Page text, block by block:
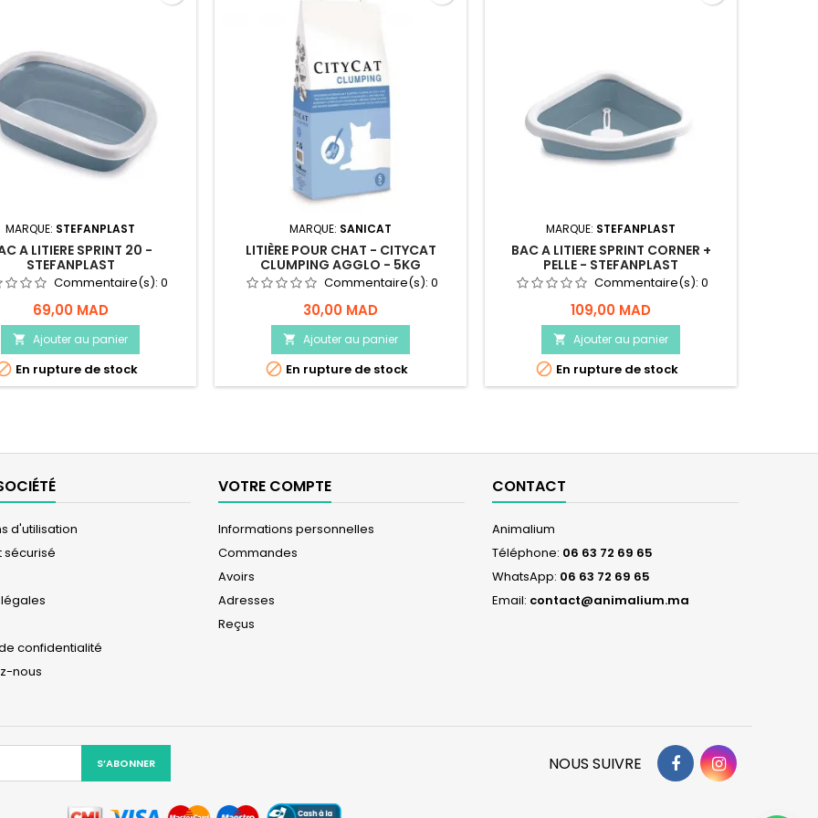
MARQUE: STEFANPLAST
A LITIERE SPRINT 20 -
STEFANPLAST
Commentaire(s): 0
69,00 MAD
 Ajouter au panier
En rupture de stock
MARQUE: SANICAT
LITIÈRE POUR CHAT - CITYCAT
CLUMPING AGGLO - 5KG
Commentaire(s): 0
30,00 MAD
 Ajouter au panier
 En rupture de stock
MARQUE: STEFANPLAST
BAC A LITIERE SPRINT CORNER +
PELLE - STEFANPLAST
Commentaire(s): 0
109,00 MAD
 Ajouter au panier
 En rupture de stock
d'utilisation
sécurisé
confidentialité
nous
VOTRE COMPTE
Informations personnelles
Commandes
Avoirs
Adresses
Reçus
CONTACT
Animalium
Téléphone: 06 63 72 69 65
WhatsApp: 06 63 72 69 65
Email: contact@animalium.ma
FacebookInstagram
NOUS SUIVRE